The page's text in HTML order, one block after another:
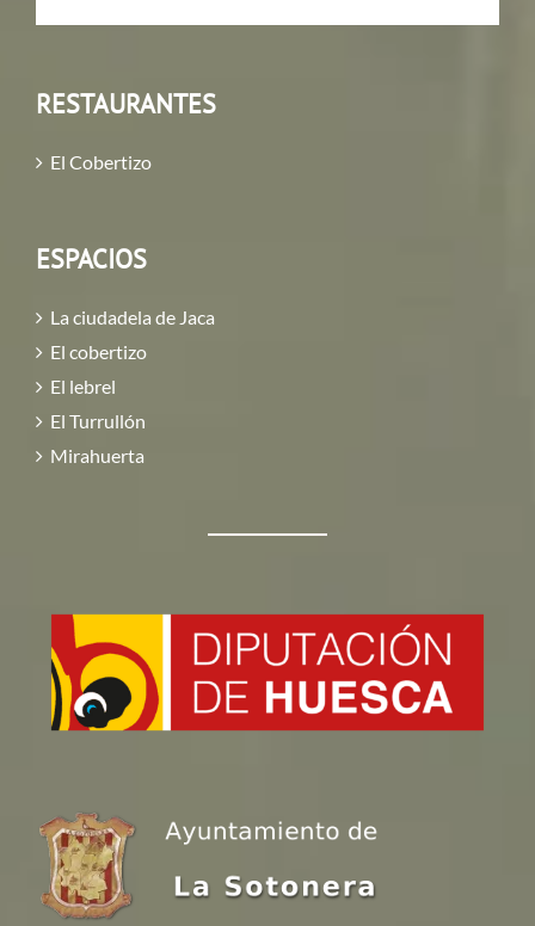
RESTAURANTES
El Cobertizo
ESPACIOS
La ciudadela de Jaca
El cobertizo
El lebrel
El Turrullón
Mirahuerta